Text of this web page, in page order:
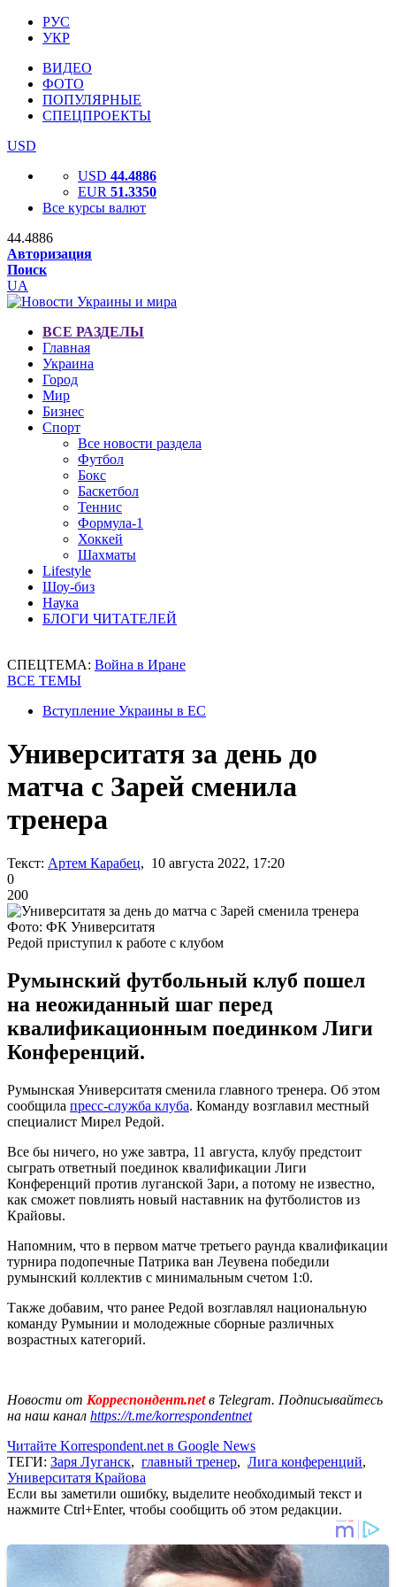
РУС
УКР
ВИДЕО
ФОТО
ПОПУЛЯРНЫЕ
СПЕЦПРОЕКТЫ
USD
USD 44.4886
EUR 51.3350
Все курсы валют
44.4886
Авторизация
Поиск
UA
ВСЕ РАЗДЕЛЫ
Главная
Украина
Город
Мир
Бизнес
Спорт
Все новости раздела
Футбол
Бокс
Баскетбол
Теннис
Формула-1
Хоккей
Шахматы
Lifestyle
Шоу-биз
Наука
БЛОГИ ЧИТАТЕЛЕЙ
СПЕЦТЕМА: Война в Иране
ВСЕ ТЕМЫ
Вступление Украины в ЕС
Университатя за день до
матча с Зарей сменила
тренера
Текст: Артем Карабец, 10 августа 2022, 17:20
0
200
Фото: ФК Университатя
Редой приступил к работе с клубом
Румынский футбольный клуб пошел
на неожиданный шаг перед
квалификационным поединком Лиги
Конференций.
Румынская Университатя сменила главного тренера. Об этом
сообщила пресс-служба клуба. Команду возглавил местный
специалист Мирел Редой.
Все бы ничего, но уже завтра, 11 августа, клубу предстоит
сыграть ответный поединок квалификации Лиги
Конференций против луганской Зари, а потому не известно,
как сможет повлиять новый наставник на футболистов из
Крайовы.
Напомним, что в первом матче третьего раунда квалификации
турнира подопечные Патрика ван Леувена победили
румынский коллектив с минимальным счетом 1:0.
Также добавим, что ранее Редой возглавлял национальную
команду Румынии и молодежные сборные различных
возрастных категорий.
Новости от Корреспондент.netв Telegram. Подписывайтесь
на наш канал https://t.me/korrespondentnet
Читайте Korrespondent.net в Google News
ТЕГИ: Заря Луганск, главный тренер, Лига конференций,
Университатя Крайова
Если вы заметили ошибку, выделите необходимый текст и
нажмите Ctrl+Enter, чтобы сообщить об этом редакции.